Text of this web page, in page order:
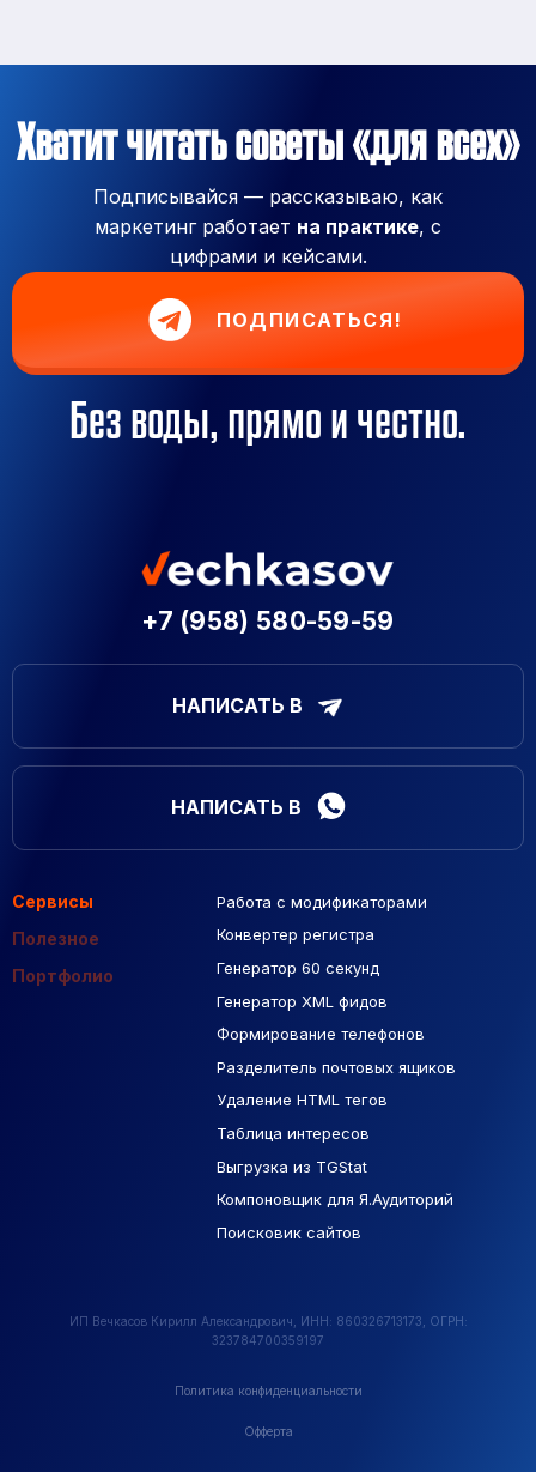
Хватит читать советы «для всех»
Подписывайся — рассказываю, как
маркетинг работает на практике, с
цифрами и кейсами.
ПОДПИСАТЬСЯ!
Без воды, прямо и честно.
+7 (958) 580-59-59
НАПИСАТЬ В
НАПИСАТЬ В
Сервисы
Полезное
Портфолио
Работа с модификаторами
Конвертер регистра
Генератор 60 секунд
Генератор XML фидов
Формирование телефонов
Разделитель почтовых ящиков
Удаление HTML тегов
Таблица интересов
Выгрузка из TGStat
Компоновщик для Я.Аудиторий
Поисковик сайтов
Подборка сайтов
Макеты Figma
База Яндекс Карты
РСЯ площадки
Созданные сайты
Контекстная реклама
ИП Вечкасов Кирилл Александрович, ИНН: 860326713173, ОГРН:
323784700359197
Политика конфиденциальности
Офферта